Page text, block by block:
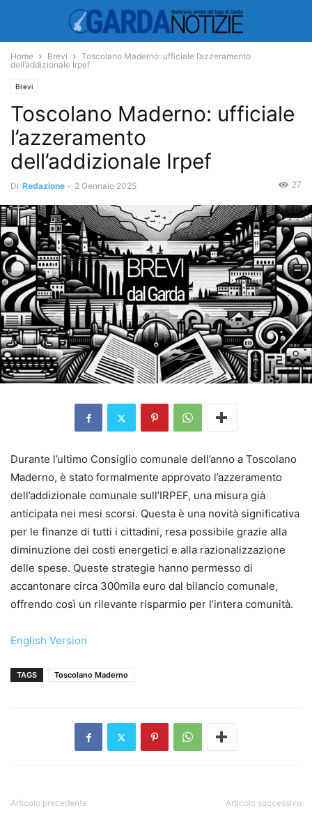
Home Brevi
Toscolano Maderno: ufficiale l’azzeramento
dell’addizionale Irpef
Brevi
Toscolano Maderno: ufficiale
l’azzeramento
dell’addizionale Irpef
Di Redazione - 2 Gennaio 2025 27
Durante l’ultimo Consiglio comunale dell’anno a Toscolano
Maderno, è stato formalmente approvato l’azzeramento
dell’addizionale comunale sull’IRPEF, una misura già
anticipata nei mesi scorsi. Questa è una novità significativa
per le finanze di tutti i cittadini, resa possibile grazie alla
diminuzione dei costi energetici e alla razionalizzazione
delle spese. Queste strategie hanno permesso di
accantonare circa 300mila euro dal bilancio comunale,
offrendo così un rilevante risparmio per l’intera comunità.
English Version
TAGS Toscolano Maderno
Articolo precedente Articolo successivo